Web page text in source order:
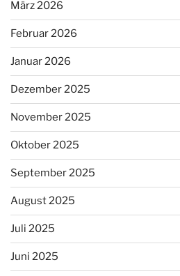
März 2026
Februar 2026
Januar 2026
Dezember 2025
November 2025
Oktober 2025
September 2025
August 2025
Juli 2025
Juni 2025